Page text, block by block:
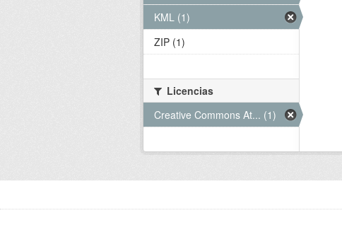
KML (1)
ZIP (1)
Licencias
Creative Commons At... (1)